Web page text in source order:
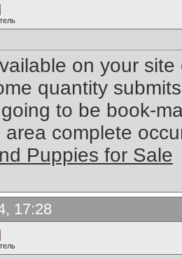
on your
quantity
to be book-
area complete
Puppies for Sale
17:28